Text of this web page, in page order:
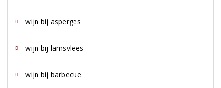
wijn bij asperges
wijn bij lamsvlees
wijn bij barbecue